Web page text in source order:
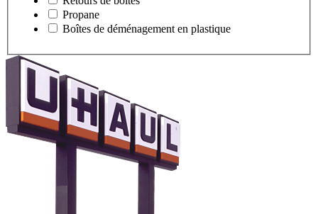
Propane
Boîtes de déménagement en plastique